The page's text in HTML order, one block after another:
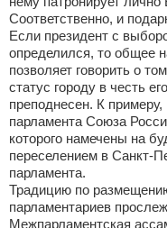
Соответственно, и
Если президент с
определился, то общее
позволяет говорить о
статус городу в честь
преподнесен. К
парламента Союза
которого намечены на
переселением в Санкт-
парламента.
Традицию по
парламентариев
Межпарламентская